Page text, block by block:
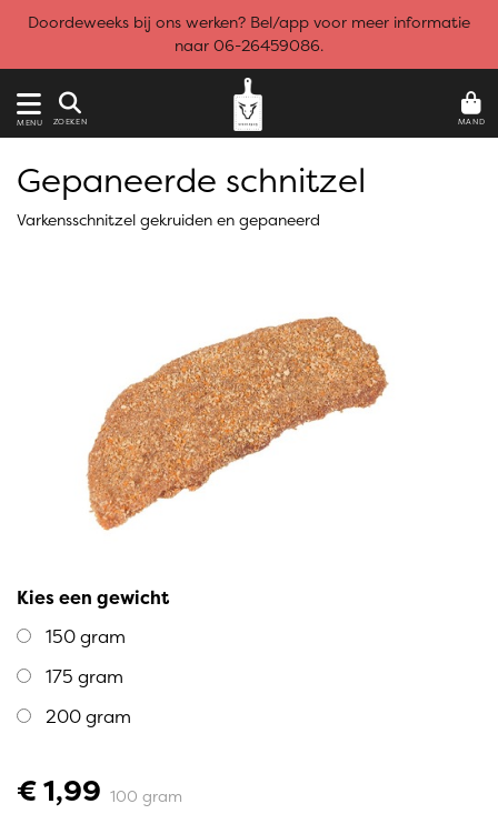
Doordeweeks bij ons werken? Bel/app voor meer informatie
naar 06-26459086.
MENU ZOEKEN MAND
Gepaneerde schnitzel
Varkensschnitzel gekruiden en gepaneerd
Kies een gewicht
150 gram
175 gram
200 gram
€ 1,99 100 gram